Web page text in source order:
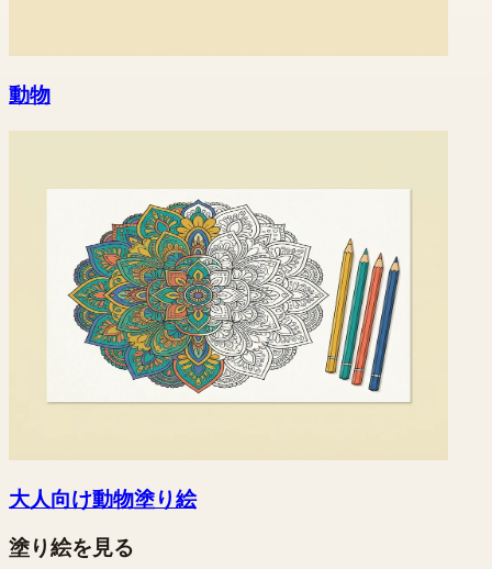
動物
大人向け動物塗り絵
塗り絵を見る